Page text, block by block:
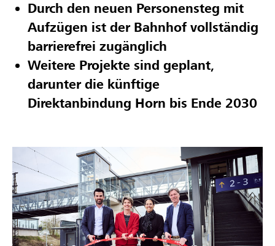
Durch den neuen Personensteg mit
Aufzügen ist der Bahnhof vollständig
barrierefrei zugänglich
Weitere Projekte sind geplant,
darunter die künftige
Direktanbindung Horn bis Ende 2030